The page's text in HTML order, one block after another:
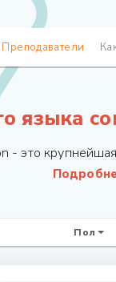
Преподаватели
языка
- это
Пол